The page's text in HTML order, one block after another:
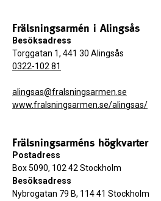
Frälsningsarmén i Alingsås
Besöksadress
Torggatan 1, 441 30 Alingsås
0322-102 81
alingsas@fralsningsarmen.se
www.fralsningsarmen.se/alingsas/
Frälsningsarméns högkvarter
Postadress
Box 5090, 102 42 Stockholm
Besöksadress
Nybrogatan 79 B, 114 41 Stockholm